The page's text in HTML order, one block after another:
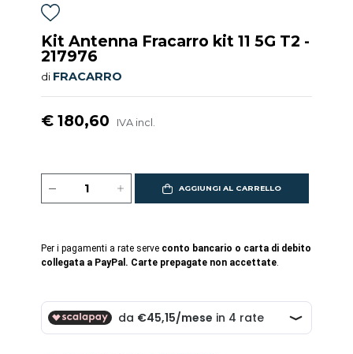
Kit Antenna Fracarro kit 11 5G T2 -
217976
di FRACARRO
€ 180,60 IVA incl.
AGGIUNGI AL CARRELLO
Per i pagamenti a rate serve conto bancario o carta di debito
collegata a PayPal. Carte prepagate non accettate.